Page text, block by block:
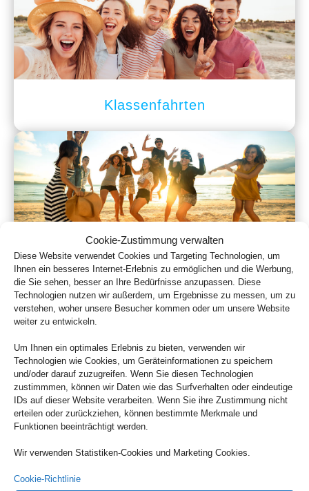
Cookie-Zustimmung verwalten
Diese Website verwendet Cookies und Targeting Technologien, um
Ihnen ein besseres Internet-Erlebnis zu ermöglichen und die Werbung,
die Sie sehen, besser an Ihre Bedürfnisse anzupassen. Diese
Technologien nutzen wir außerdem, um Ergebnisse zu messen, um zu
verstehen, woher unsere Besucher kommen oder um unsere Website
weiter zu entwickeln.
Um Ihnen ein optimales Erlebnis zu bieten, verwenden wir
Technologien wie Cookies, um Geräteinformationen zu speichern
und/oder darauf zuzugreifen. Wenn Sie diesen Technologien
zustimmmen, können wir Daten wie das Surfverhalten oder eindeutige
IDs auf dieser Website verarbeiten. Wenn Sie ihre Zustimmung nicht
erteilen oder zurückziehen, können bestimmte Merkmale und
Funktionen beeinträchtigt werden.
Wir verwenden Statistiken-Cookies und Marketing Cookies.
Cookie-Richtlinie
Klassenfahrten
Gruppenreisen
Sinnvolle Extras, die oft dazu gebucht werden.